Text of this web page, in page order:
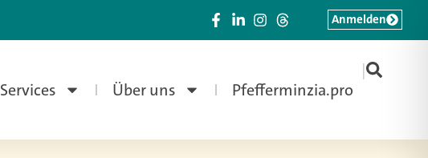
Services Über uns Pfefferminzia.pro
|
Anmelden